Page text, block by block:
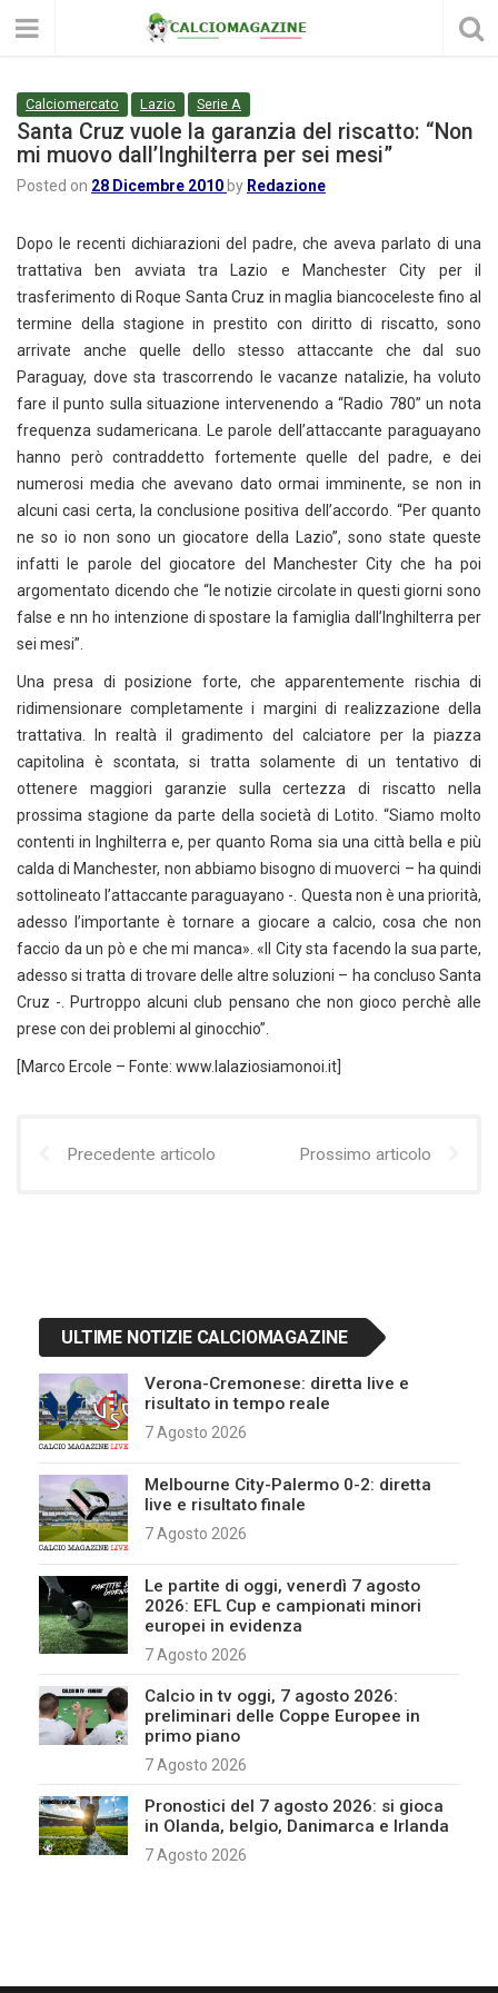
Calciomercato Lazio Serie A
Santa Cruz vuole la garanzia del riscatto: “Non
mi muovo dall’Inghilterra per sei mesi”
Posted on 28 Dicembre 2010 by Redazione
Dopo le recenti dichiarazioni del padre, che aveva parlato di una
trattativa ben avviata tra Lazio e Manchester City per il
trasferimento di Roque Santa Cruz in maglia biancoceleste fino al
termine della stagione in prestito con diritto di riscatto, sono
arrivate anche quelle dello stesso attaccante che dal suo
Paraguay, dove sta trascorrendo le vacanze natalizie, ha voluto
fare il punto sulla situazione intervenendo a “Radio 780” un nota
frequenza sudamericana. Le parole dell’attaccante paraguayano
hanno però contraddetto fortemente quelle del padre, e dei
numerosi media che avevano dato ormai imminente, se non in
alcuni casi certa, la conclusione positiva dell’accordo. “Per quanto
ne so io non sono un giocatore della Lazio”, sono state queste
infatti le parole del giocatore del Manchester City che ha poi
argomentato dicendo che “le notizie circolate in questi giorni sono
false e nn ho intenzione di spostare la famiglia dall’Inghilterra per
sei mesi”.
Una presa di posizione forte, che apparentemente rischia di
ridimensionare completamente i margini di realizzazione della
trattativa. In realtà il gradimento del calciatore per la piazza
capitolina è scontata, si tratta solamente di un tentativo di
ottenere maggiori garanzie sulla certezza di riscatto nella
prossima stagione da parte della società di Lotito. “Siamo molto
contenti in Inghilterra e, per quanto Roma sia una città bella e più
calda di Manchester, non abbiamo bisogno di muoverci – ha quindi
sottolineato l’attaccante paraguayano -. Questa non è una priorità,
adesso l’importante è tornare a giocare a calcio, cosa che non
faccio da un pò e che mi manca». «Il City sta facendo la sua parte,
adesso si tratta di trovare delle altre soluzioni – ha concluso Santa
Cruz -. Purtroppo alcuni club pensano che non gioco perchè alle
prese con dei problemi al ginocchio”.
[Marco Ercole – Fonte: www.lalaziosiamonoi.it]
Precedente articolo Prossimo articolo
ULTIME NOTIZIE CALCIOMAGAZINE
Verona-Cremonese: diretta live e
risultato in tempo reale
7 Agosto 2026
Melbourne City-Palermo 0-2: diretta
live e risultato finale
7 Agosto 2026
Le partite di oggi, venerdì 7 agosto
2026: EFL Cup e campionati minori
europei in evidenza
7 Agosto 2026
Calcio in tv oggi, 7 agosto 2026:
preliminari delle Coppe Europee in
primo piano
7 Agosto 2026
Pronostici del 7 agosto 2026: si gioca
in Olanda, belgio, Danimarca e Irlanda
7 Agosto 2026